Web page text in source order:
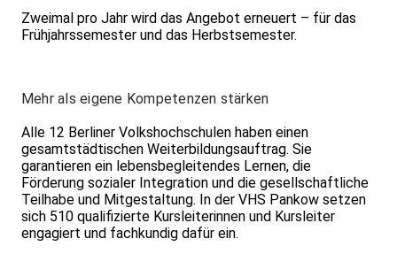
Zweimal pro Jahr wird das Angebot erneuert – für das
Frühjahrssemester und das Herbstsemester.
Mehr als eigene Kompetenzen stärken
Alle 12 Berliner Volkshochschulen haben einen
gesamtstädtischen Weiterbildungsauftrag. Sie
garantieren ein lebensbegleitendes Lernen, die
Förderung sozialer Integration und die gesellschaftliche
Teilhabe und Mitgestaltung. In der VHS Pankow setzen
sich 510 qualifizierte Kursleiterinnen und Kursleiter
engagiert und fachkundig dafür ein.